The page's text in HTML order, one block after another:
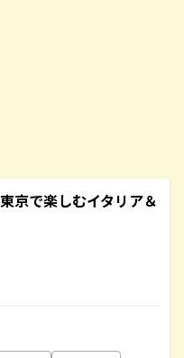
京で楽しむイタリア＆